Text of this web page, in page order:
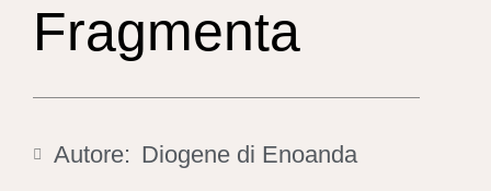
Fragmenta
Autore: Diogene di Enoanda